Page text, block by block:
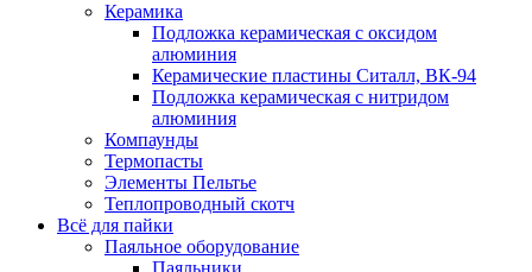
Керамика
Подложка керамическая с оксидом
алюминия
Керамические пластины Ситалл, ВК-94
Подложка керамическая с нитридом
алюминия
Компаунды
Термопасты
Элементы Пельтье
Теплопроводный скотч
Всё для пайки
Паяльное оборудование
Паяльники